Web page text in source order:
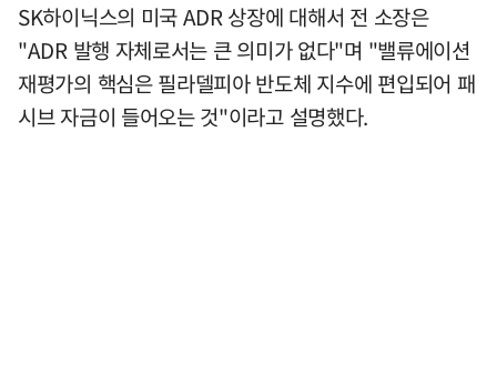
SK하이닉스의 미국 ADR 상장에 대해서 전 소장은
"ADR 발행 자체로서는 큰 의미가 없다"며 "밸류에이션
재평가의 핵심은 필라델피아 반도체 지수에 편입되어 패
시브 자금이 들어오는 것"이라고 설명했다.